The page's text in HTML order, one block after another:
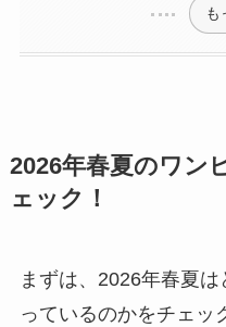
も
2026年春夏のワン
ェック！
まずは、2026年春夏
っているのかをチェッ